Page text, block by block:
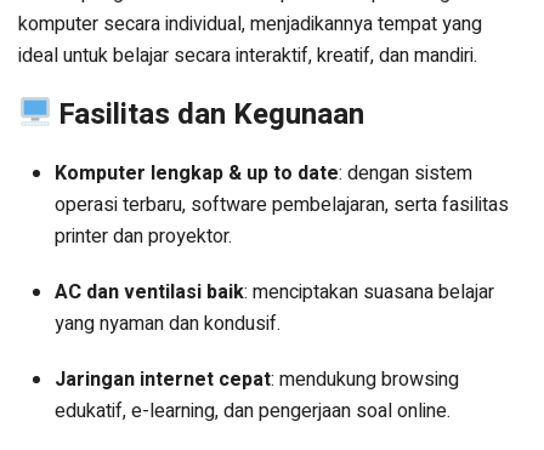
komputer secara individual, menjadikannya tempat yang
ideal untuk belajar secara interaktif, kreatif, dan mandiri.
Fasilitas dan Kegunaan
Komputer lengkap & up to date: dengan sistem
operasi terbaru, software pembelajaran, serta fasilitas
printer dan proyektor.
AC dan ventilasi baik: menciptakan suasana belajar
yang nyaman dan kondusif.
Jaringan internet cepat: mendukung browsing
edukatif, e-learning, dan pengerjaan soal online.